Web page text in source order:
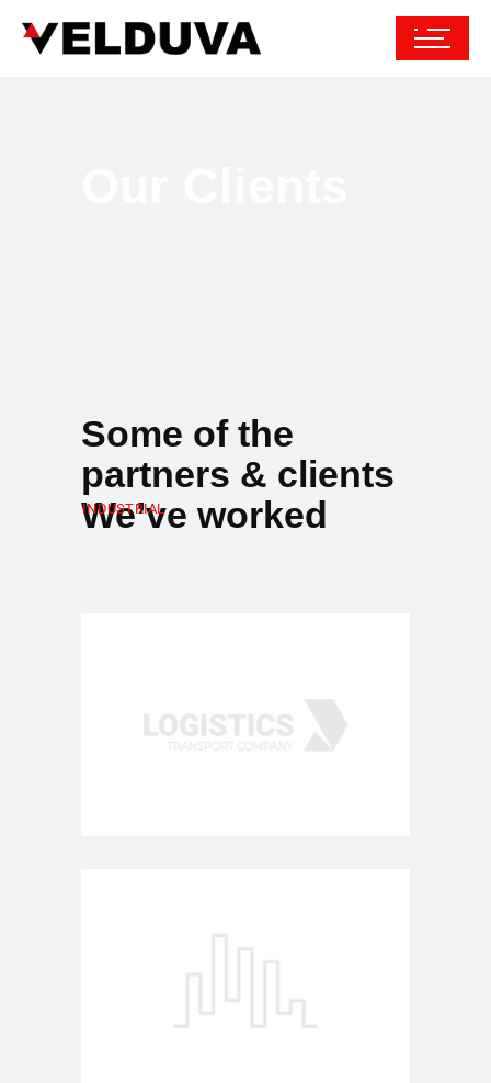
INDUSTRIAL
Some of the
partners & clients
We’ve worked